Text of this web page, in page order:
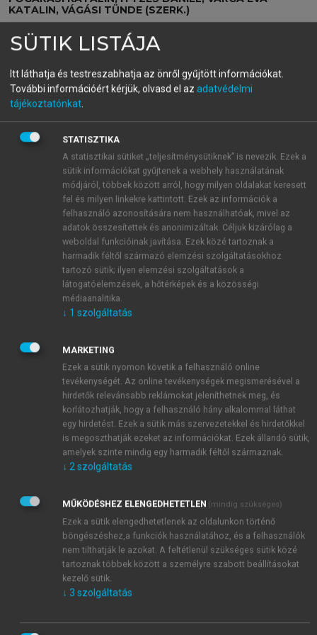
KATALIN, VÁGÁSI TÜNDE (SZERK.)
Tudásmegosztás,
információkezelés,
alkalmazhatóság II. Nyelvi
közvetítés és beszédkutatás
OLVASÁS
A gépi fordítás és az
utószerkesztés térnyerése
A nemzetközi és a hazai piaci, illetve tudományos
felmérések is egybehangzóan bizonyítják: az utóbbi
évek meghatározó trendjének a fordítóipar
(neurális) gépi fordítás és az utószerkesztés
térnyerését tekinthetjük. A Hunnect Kft. 2021-ben
hazai fordítók körében végzett (Hunnect 2021),
illetve a legutóbbi európai szintű ELIS-felmérések
(European Language Industry Survey)szerint már a
szabadúszó fordítók 70–80%-a használ (legalább
alkalmi jelleggel) gépi fordítóeszközöket (ELIS
). Egy magyar fordításszolgáltató képviselője
munkatársai (projektmenedzserek, minőségügyisek
stb.) is napi szinten használnak MT-t, amely egyre
szervesebb részét képezi munkafolyamataiknak. A
felmérések szerint azonban a gépi technológia és az
MT használatában leginkább a nagy cégek, a
fordításszolgáltatók és különösen a nemzetközi
Európai Unió, melynek fordítással foglalkozó szervei
SÜTIK LISTÁJA
Itt láthatja és testreszabhatja az önről gyűjtött információkat.
További információért kérjük, olvasd el az adatvédelmi
tájékoztatónkat
STATISZTIKA
A statisztikai sütiket „teljesítménysütiknek” is nevezik. Ezek a
sütik információkat gyűjtenek a webhely használatának
módjáról, többek között arról, hogy milyen oldalakat keresett
fel és milyen linkekre kattintott. Ezek az információk a
felhasználó azonosítására nem használhatóak, mivel az
adatok összesítettek és anonimizáltak. Céljuk kizárólag a
weboldal funkcióinak javítása. Ezek közé tartoznak a
harmadik féltől származó elemzési szolgáltatásokhoz
tartozó sütik; ilyen elemzési szolgáltatások a
látogatóelemzések, a hőtérképek és a közösségi
médiaanalitika.
↓ 1 szolgáltatás
MARKETING
Ezek a sütik nyomon követik a felhasználó online
tevékenységét. Az online tevékenységek megismerésével a
hirdetők relevánsabb reklámokat jeleníthetnek meg, és
korlátozhatják, hogy a felhasználó hány alkalommal láthat
egy hirdetést. Ezek a sütik más szervezetekkel és hirdetőkkel
is megoszthatják ezeket az információkat. Ezek állandó sütik,
amelyek szinte mindig egy harmadik féltől származnak.
↓ 2 szolgáltatás
MŰKÖDÉSHEZ ELENGEDHETETLEN (mindig szükséges)
Ezek a sütik elengedhetetlenek az oldalunkon történő
böngészéshez,a funkciók használatához, és a felhasználók
nem tilthatják le azokat. A feltétlenül szükséges sütik közé
tartoznak többek között a személyre szabott beállításokat
kezelő sütik.
↓ 3 szolgáltatás